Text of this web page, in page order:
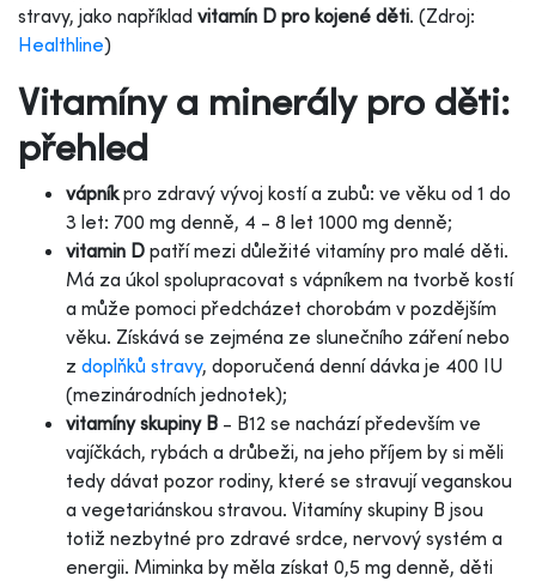
stravy, jako například vitamín D pro kojené děti. (Zdroj:
Healthline)
Vitamíny a minerály pro děti:
přehled
vápníkpro zdravý vývoj kostí a zubů: ve věku od 1 do
3 let: 700 mg denně, 4 - 8 let 1000 mg denně;
vitamin D patří mezi důležité vitamíny pro malé děti.
Má za úkol spolupracovat s vápníkem na tvorbě kostí
a může pomoci předcházet chorobám v pozdějším
věku. Získává se zejména ze slunečního záření nebo
z doplňků stravy, doporučená denní dávka je 400 IU
(mezinárodních jednotek);
vitamíny skupiny B - B12 se nachází především ve
vajíčkách, rybách a drůbeži, na jeho příjem by si měli
tedy dávat pozor rodiny, které se stravují veganskou
a vegetariánskou stravou. Vitamíny skupiny B jsou
totiž nezbytné pro zdravé srdce, nervový systém a
energii. Miminka by měla získat 0,5 mg denně, děti